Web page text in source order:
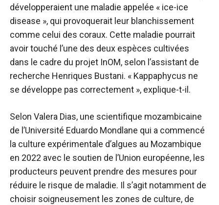
développeraient une maladie appelée « ice-ice
disease », qui provoquerait leur blanchissement
comme celui des coraux. Cette maladie pourrait
avoir touché l’une des deux espèces cultivées
dans le cadre du projet InOM, selon l’assistant de
recherche Henriques Bustani. « Kappaphycus ne
se développe pas correctement », explique-t-il.
Selon Valera Dias, une scientifique mozambicaine
de l’Université Eduardo Mondlane qui a commencé
la culture expérimentale d’algues au Mozambique
en 2022 avec le soutien de l’Union européenne, les
producteurs peuvent prendre des mesures pour
réduire le risque de maladie. Il s’agit notamment de
choisir soigneusement les zones de culture, de